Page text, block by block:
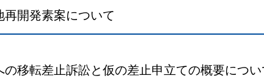
開発素案について
移転差止訴訟と仮の差止申立ての概要につい